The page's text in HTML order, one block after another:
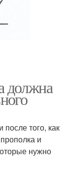
должна
того, как
и
нужно